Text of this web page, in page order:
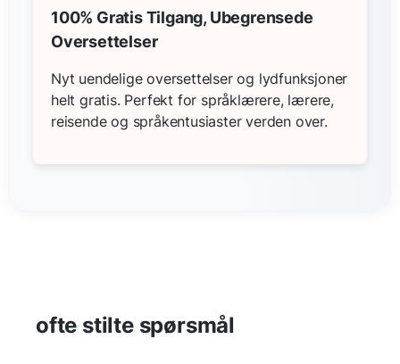
100% Gratis Tilgang, Ubegrensede
Oversettelser
Nyt uendelige oversettelser og lydfunksjoner
helt gratis. Perfekt for språklærere, lærere,
reisende og språkentusiaster verden over.
ofte stilte spørsmål